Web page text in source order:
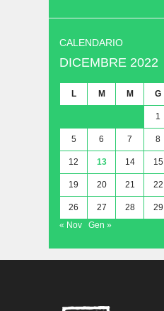
CALENDARIO
DICEMBRE 2022
L M M G
1
5 6 7 8
12 13 14 15
19 20 21 22
26 27 28 29
« Nov
Gen »